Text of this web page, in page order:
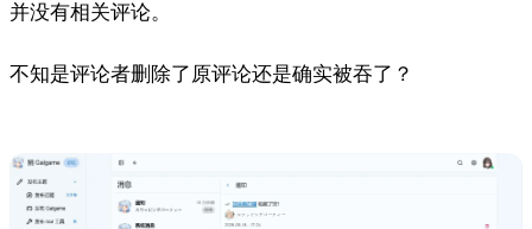
并没有相关评论。
不知是评论者删除了原评论还是确实被吞了？